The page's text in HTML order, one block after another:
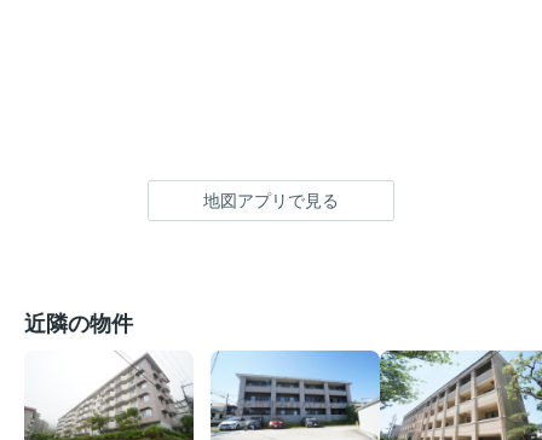
地図アプリで見る
近隣の物件